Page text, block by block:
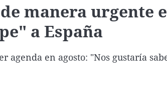
manera urgente
a España
agenda en agosto: "Nos gustaría